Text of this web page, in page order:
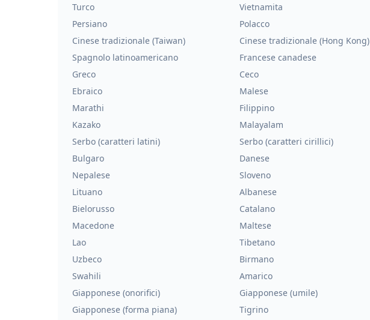
Turco
Vietnamita
Persiano
Polacco
Cinese tradizionale (Taiwan)
Cinese tradizionale (Hong Kong)
Spagnolo latinoamericano
Francese canadese
Greco
Ceco
Ebraico
Malese
Marathi
Filippino
Kazako
Malayalam
Serbo (caratteri latini)
Serbo (caratteri cirillici)
Bulgaro
Danese
Nepalese
Sloveno
Lituano
Albanese
Bielorusso
Catalano
Macedone
Maltese
Lao
Tibetano
Uzbeco
Birmano
Swahili
Amarico
Giapponese (onorifici)
Giapponese (umile)
Giapponese (forma piana)
Tigrino